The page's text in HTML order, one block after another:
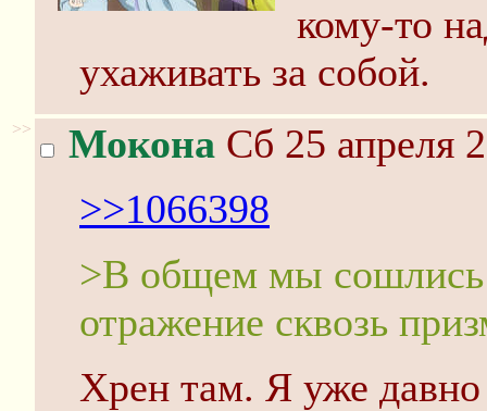
кому-то
ухаживать за собой.
>> Мокона Сб 25 апреля
>>1066398
>В общем мы сошлись
отражение сквозь
Хрен там. Я уже